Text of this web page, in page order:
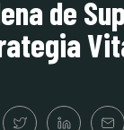
de